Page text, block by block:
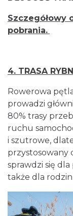
Szczegółowy
pobrania.
4. TRASA
Rowerowa
prowadzi
80% trasy
ruchu
i szutrowe,
przystosowany
sprawdzi się
także dla